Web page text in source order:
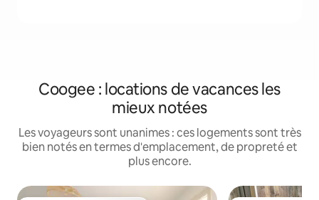
Coogee : locations de vacances les
mieux notées
Les voyageurs sont unanimes : ces logements sont très
bien notés en termes d'emplacement, de propreté et
plus encore.